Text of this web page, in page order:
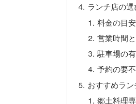
ランチ店の
料金の目
営業時間
駐車場の
予約の要
おすすめラ
郷土料理